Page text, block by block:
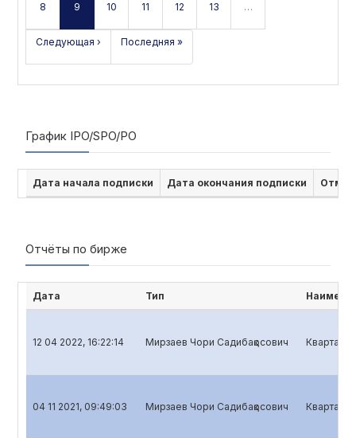
8 9 10 11 12 13 …
Следующая › Последняя »
График IPO/SPO/PO
Дата начала подписки Дата окончания подписки
Отчёты по бирже
Дата Тип
12 04 2022, 16:22:14 Мирзаев Чори Садибақoсович
04 11 2021, 09:49:03 Мирзаев Чори Садибақoсович